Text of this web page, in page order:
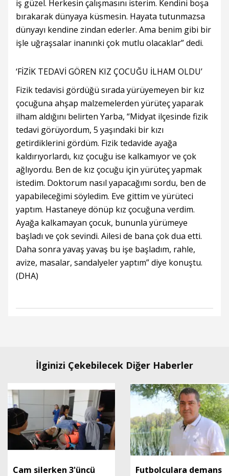
iş güzel. Herkesin çalışmasını isterim. Kendini boşa
bırakarak dünyaya küsmesin. Hayata tutunmazsa
dünyayı kendine zindan ederler. Ama benim gibi bir
işle uğraşsalar inanınki çok mutlu olacaklar” dedi.
‘FİZİK TEDAVİ GÖREN KIZ ÇOCUĞU İLHAM OLDU’
Fizik tedavisi gördüğü sırada yürüyemeyen bir kız
çocuğuna ahşap malzemelerden yürüteç yaparak
ilham aldığını belirten Yarba, “Midyat ilçesinde fizik
tedavi görüyordum, 5 yaşındaki bir kızı
getirdiklerini gördüm. Fizik tedavide ayağa
kaldırıyorlardı, kız çocuğu ise kalkamıyor ve çok
ağlıyordu. Ben de kız çocuğu için yürüteç yapmak
istedim. Doktorum nasıl yapacağımı sordu, ben de
yapabileceğimi söyledim. Eve gittim ve yürüteci
yaptım. Hastaneye dönüp kız çocuğuna verdim.
Ayağa kalkamayan çocuk, bununla yürümeye
başladı ve çok sevindi. Ailesi de bana çok dua etti.
Daha sonra yavaş yavaş bu işe başladım, rahle,
avize, masalar, sandalyeler yaptım” diye konuştu.
(DHA)
İlginizi Çekebilecek Diğer Haberler
Cam silerken 3'üncü Futbolculara demans